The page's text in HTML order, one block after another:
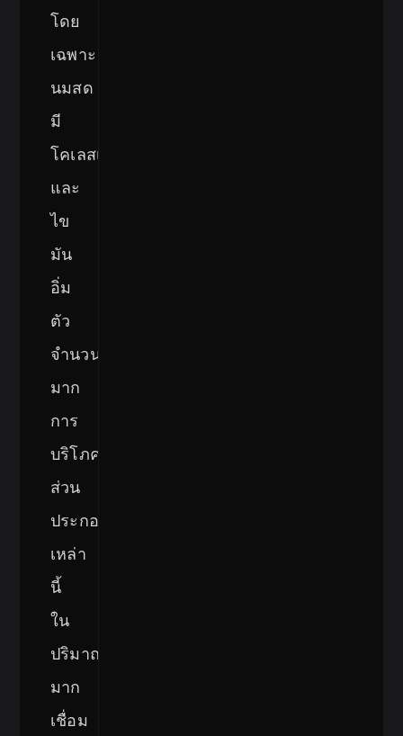
โดย
เฉพาะ
นมสด
มี
โคเลสเตอรอล
และ
ไข
มัน
อิ่ม
ตัว
จำนวน
มาก
การ
บริโภค
ส่วน
ประกอบ
เหล่า
นี้
ใน
ปริมาณ
มาก
เชื่อม